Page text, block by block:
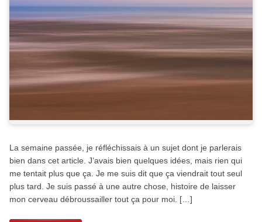
La semaine passée, je réfléchissais à un sujet dont je parlerais
bien dans cet article. J’avais bien quelques idées, mais rien qui
me tentait plus que ça. Je me suis dit que ça viendrait tout seul
plus tard. Je suis passé à une autre chose, histoire de laisser
mon cerveau débroussailler tout ça pour moi. […]